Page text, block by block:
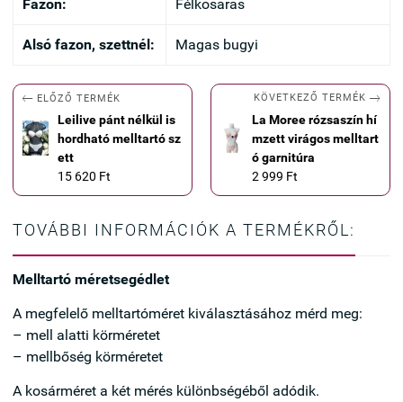
Fazon: Félkosaras
Alsó fazon, szettnél: Magas bugyi
 ELŐZŐ TERMÉK
Leilive pánt nélkül is
hordható melltartó sz
ett
15 620 Ft
KÖVETKEZŐ TERMÉK 
La Moree rózsaszín hí
mzett virágos melltart
ó garnitúra
2 999 Ft
TOVÁBBI INFORMÁCIÓK A TERMÉKRŐL:
Melltartó méretsegédlet
A megfelelő melltartóméret kiválasztásához mérd meg:
– mell alatti körméretet
– mellbőség körméretet
A kosárméret a két mérés különbségéből adódik.